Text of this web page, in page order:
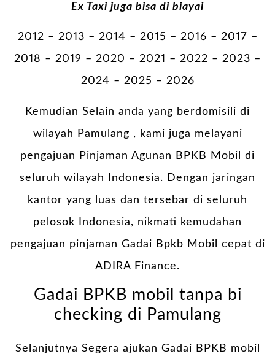
Ex Taxi juga bisa di biayai
2012 – 2013 – 2014 – 2015 – 2016 – 2017 –
2018 – 2019 – 2020 – 2021 – 2022 – 2023 –
2024 – 2025 – 2026
Kemudian Selain anda yang berdomisili di
wilayah Pamulang , kami juga melayani
pengajuan Pinjaman Agunan BPKB Mobil di
seluruh wilayah Indonesia. Dengan jaringan
kantor yang luas dan tersebar di seluruh
pelosok Indonesia, nikmati kemudahan
pengajuan pinjaman Gadai Bpkb Mobil cepat di
ADIRA Finance.
Gadai BPKB mobil tanpa bi
checking di Pamulang
Selanjutnya Segera ajukan Gadai BPKB mobil